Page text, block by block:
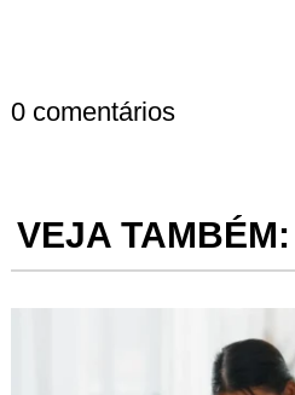
0 comentários
VEJA TAMBÉM: